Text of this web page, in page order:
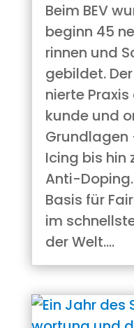
Beim BEV
be­ginn 45
rin­nen und
ge­bil­det.
nier­te
kun­de und
Grund­la­gen
Icing bis hin
Anti-
Basis für
im
der Welt.…